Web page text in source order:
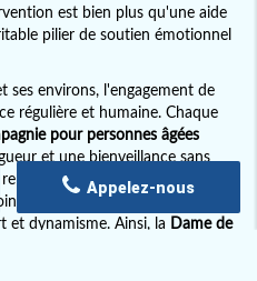
est bien plus qu'une aide
pilier de soutien émotionnel
ses environs, l'engagement de
régulière et humaine. Chaque
pour personnes âgées
et une bienveillance sans
de confiance durable. Les
seuls grâce à ces rencontres
et dynamisme. Ainsi, la Dame de
Appelez-nous